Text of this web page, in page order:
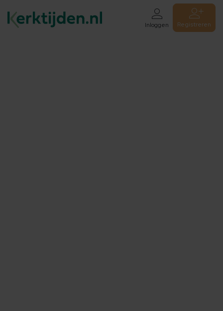
Inloggen Registreren